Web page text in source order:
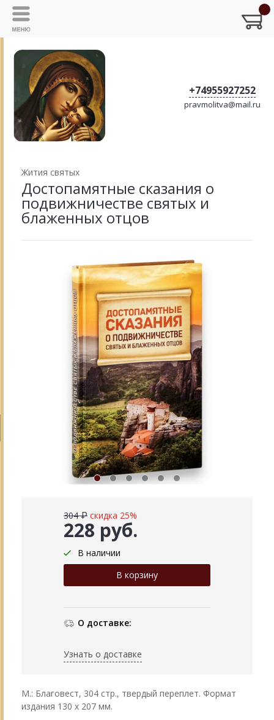
+74955927252
pravmolitva@mail.ru
Жития святых
Достопамятные сказания о
подвижничестве святых и
блаженных отцов
228 руб.
304 ₽ скидка 25%
В наличии
О доставке:
Узнать о доставке
М.: Благовест, 304 стр., твердый переплет. Формат
издания 130 х 207 мм.